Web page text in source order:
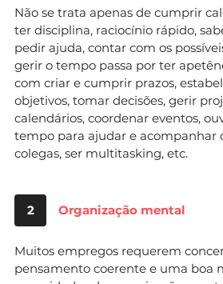
Não se trata apenas de cumprir
ter disciplina, raciocínio rápido,
pedir ajuda, contar com os
gerir o tempo passa por ter
com criar e cumprir prazos,
objetivos, tomar decisões, gerir
calendários, coordenar eventos,
tempo para ajudar e acompanhar
colegas, ser multitasking, etc.
2 Organização mental
Muitos empregos requerem
pensamento coerente e uma boa